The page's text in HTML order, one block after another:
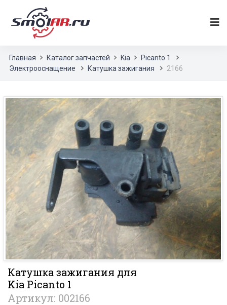
Главная Каталог запчастей Kia
Picanto 1
Электрооснащение
Катушка зажигания 2166
Катушка зажигания для
Kia Picanto 1
Артикул: 002166